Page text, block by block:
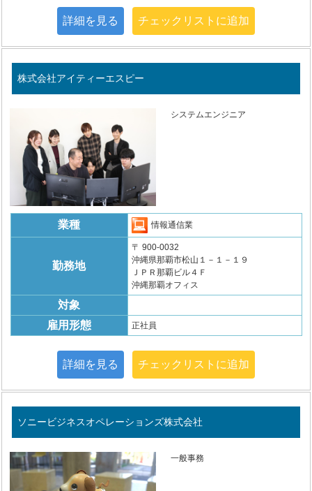
詳細を見る チェックリストに追加
株式会社アイティーエスピー
システムエンジニア
業種 情報通信業
勤務地
〒 900-0032
沖縄県那覇市松山１－１－１９
ＪＰＲ那覇ビル４Ｆ
沖縄那覇オフィス
対象
雇用形態
正社員
詳細を見る チェックリストに追加
ソニービジネスオペレーションズ株式会社
一般事務